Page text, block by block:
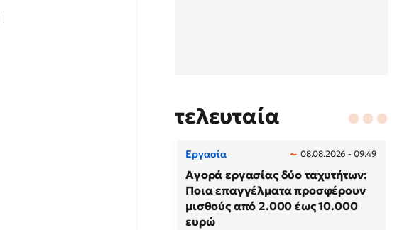
τελευταία
Εργασία 08.08.2026 - 09:49
Αγορά εργασίας δύο ταχυτήτων:
Ποια επαγγέλματα προσφέρουν
μισθούς από 2.000 έως 10.000
ευρώ